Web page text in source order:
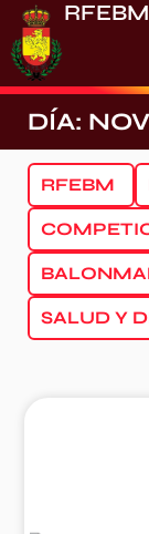
RFEBM
DÍA:
RFEBM
SALUD Y